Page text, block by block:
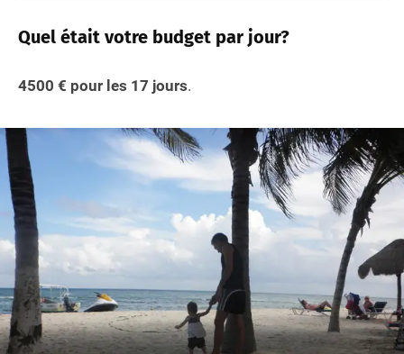
Quel était votre budget par jour?
4500 € pour les 17 jours.